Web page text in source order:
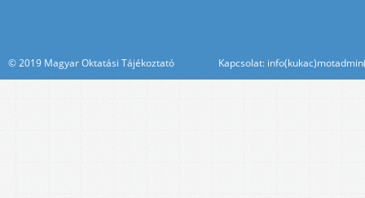
© 2019 Magyar Oktatási Tájékoztató Kapcsolat: